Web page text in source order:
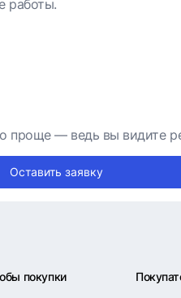
работы.
проще — ведь вы видите
Оставить заявку
покупки